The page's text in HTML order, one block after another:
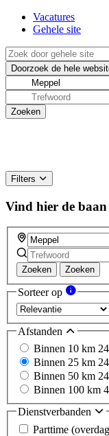
Vacatures
Gehele site
Filters
Vind hier de
Zoeken Zoeken
Sorteer op
Afstanden
Binnen 10 km 24
Binnen 25 km 24
Binnen 50 km 24
Binnen 100 km
Dienstverbanden
Parttime